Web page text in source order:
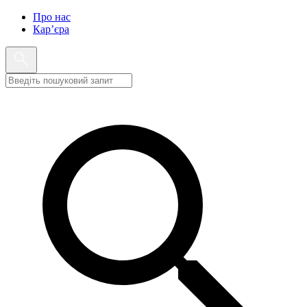
Про нас
Кар’єра